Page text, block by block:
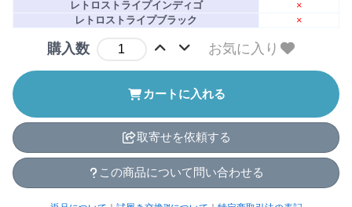
レトロストライプインディゴ
×
レトロストライプブラック
×
購入数 お気に入り
カートに入れる
取寄せを依頼する
この商品について問い合わせる